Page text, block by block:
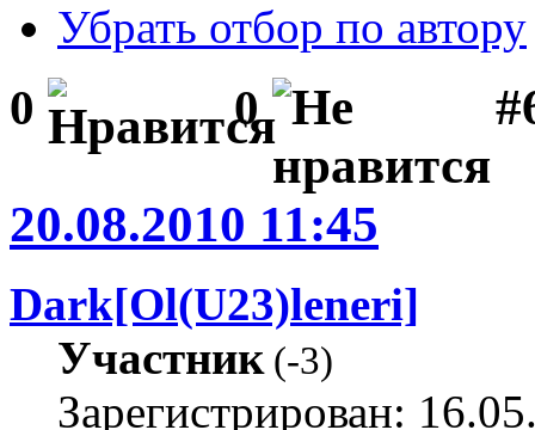
Убрать отбор по автору
0 0
20.08.2010 11:45
Dark[Ol(U23)leneri]
Участник(-3)
Зарегистрирован: